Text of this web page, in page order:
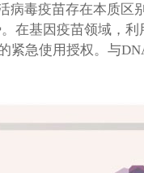
病毒疫苗存在本质区
在基因疫苗领域，
紧急使用授权。与